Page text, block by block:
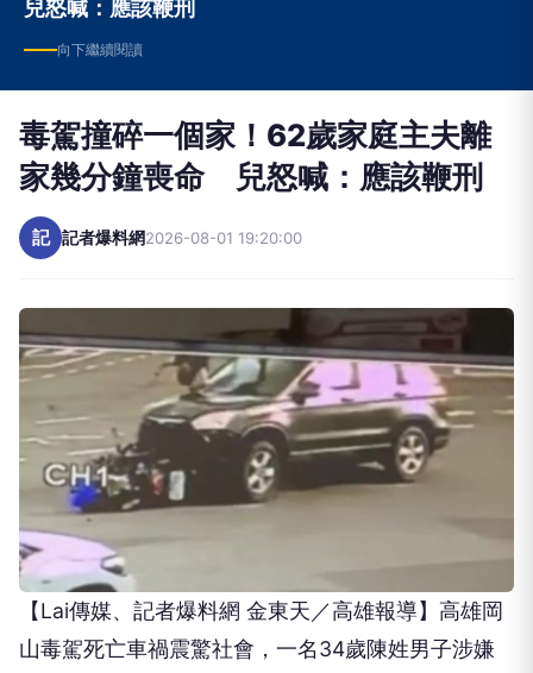
向下繼續閱讀
毒駕撞碎一個家！62歲家庭主夫離
家幾分鐘喪命 兒怒喊：應該鞭刑
記 記者爆料網 2026-08-01 19:20:00
【Lai傳媒、記者爆料網 金東天／高雄報導】高雄岡
山毒駕死亡車禍震驚社會，一名34歲陳姓男子涉嫌
吸食依托咪酯（俗稱喪屍煙彈）後駕車闖紅燈、違規